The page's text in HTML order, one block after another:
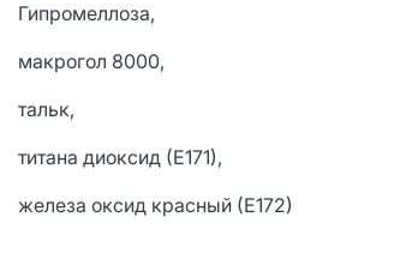
Гипромеллоза,
макрогол 8000,
тальк,
титана диоксид (Е171),
железа оксид красный (Е172)